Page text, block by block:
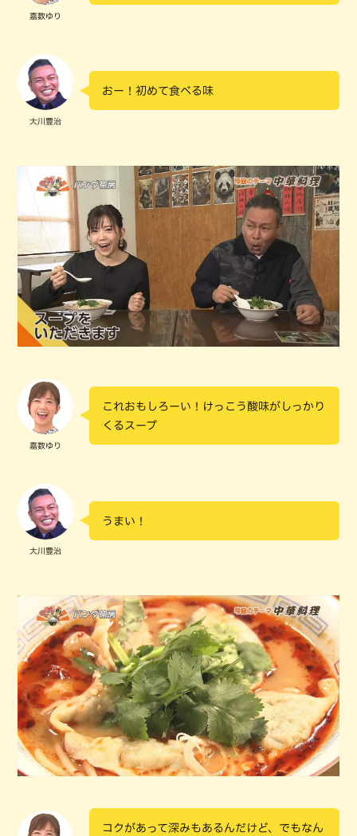
嘉数ゆり
大川豊治
おー！初めて食べる味
嘉数ゆり
これおもしろーい！けっこう酸味がしっかり
くるスープ
大川豊治
うまい！
コクがあって深みもあるんだけど、でもなん